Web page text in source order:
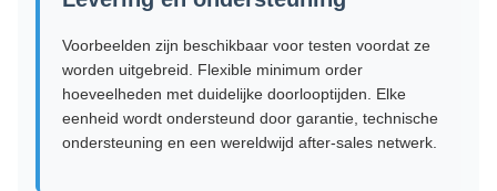
Voorbeelden zijn beschikbaar voor testen voordat ze
worden uitgebreid. Flexible minimum order
hoeveelheden met duidelijke doorlooptijden. Elke
eenheid wordt ondersteund door garantie, technische
ondersteuning en een wereldwijd after-sales netwerk.